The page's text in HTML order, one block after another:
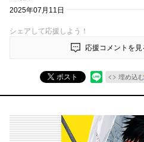
2025年07月11日
シェアして応援しよう！
応援コメントを見
ポスト 埋め込む